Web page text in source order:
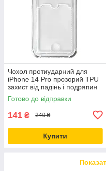
Чохол протиударний для
iPhone 14 Pro прозорий TPU
захист від падінь і подряпин
Готово до відправки
141 ₴ 240 ₴
Купити